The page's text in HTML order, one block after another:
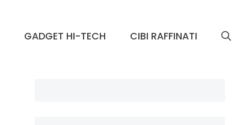
GADGET HI-TECH CIBI RAFFINATI